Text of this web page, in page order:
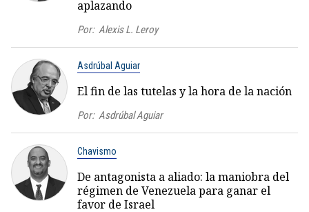
aplazando
Por: Alexis L. Leroy
Asdrúbal Aguiar
El fin de las tutelas y la hora de la nación
Por: Asdrúbal Aguiar
Chavismo
De antagonista a aliado: la maniobra del
régimen de Venezuela para ganar el
favor de Israel